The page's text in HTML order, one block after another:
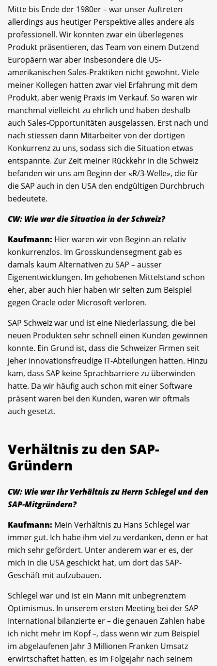
Mitte bis Ende der 1980er – war unser Auftreten
allerdings aus heutiger Perspektive alles andere als
professionell. Wir konnten zwar ein überlegenes
Produkt präsentieren, das Team von einem Dutzend
Europäern war aber insbesondere die US-
amerikanischen Sales-Praktiken nicht gewohnt. Viele
meiner Kollegen hatten zwar viel Erfahrung mit dem
Produkt, aber wenig Praxis im Verkauf. So waren wir
manchmal vielleicht zu ehrlich und haben deshalb
auch Sales-Opportunitäten ausgelassen. Erst nach und
nach stiessen dann Mitarbeiter von der dortigen
Konkurrenz zu uns, sodass sich die Situation etwas
entspannte. Zur Zeit meiner Rückkehr in die Schweiz
befanden wir uns am Beginn der «R/3-Welle», die für
die SAP auch in den USA den endgültigen Durchbruch
bedeutete.
CW: Wie war die Situation in der Schweiz?
Kaufmann: Hier waren wir von Beginn an relativ
konkurrenzlos. Im Grosskundensegment gab es
damals kaum Alternativen zu SAP – ausser
Eigenentwicklungen. Im gehobenen Mittelstand schon
eher, aber auch hier haben wir selten zum Beispiel
gegen Oracle oder Microsoft verloren.
SAP Schweiz war und ist eine Niederlassung, die bei
neuen Produkten sehr schnell einen Kunden gewinnen
konnte. Ein Grund ist, dass die Schweizer Firmen seit
jeher innovationsfreudige IT-Abteilungen hatten. Hinzu
kam, dass SAP keine Sprachbarriere zu überwinden
hatte. Da wir häufig auch schon mit einer Software
präsent waren bei den Kunden, waren wir oftmals
auch gesetzt.
Verhältnis zu den SAP-
Gründern
CW: Wie war Ihr Verhältnis zu Herrn Schlegel und den
SAP-Mitgründern?
Kaufmann: Mein Verhältnis zu Hans Schlegel war
immer gut. Ich habe ihm viel zu verdanken, denn er hat
mich sehr gefördert. Unter anderem war er es, der
mich in die USA geschickt hat, um dort das SAP-
Geschäft mit aufzubauen.
Schlegel war und ist ein Mann mit unbegrenztem
Optimismus. In unserem ersten Meeting bei der SAP
International bilanzierte er – die genauen Zahlen habe
ich nicht mehr im Kopf –, dass wenn wir zum Beispiel
im abgelaufenen Jahr 3 Millionen Franken Umsatz
erwirtschaftet hatten, es im Folgejahr nach seinem